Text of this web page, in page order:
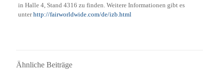
in Halle 4, Stand 4316 zu finden. Weitere Informationen gibt es
unterhttp://fairworldwide.com/de/izb.html
Ähnliche Beiträge